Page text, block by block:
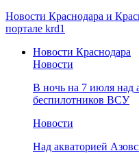
Новости Краснодара и
портале krd1
Новости Краснодара
Новости
В ночь на 7 июля над
беспилотников ВСУ
Новости
Над акваторией